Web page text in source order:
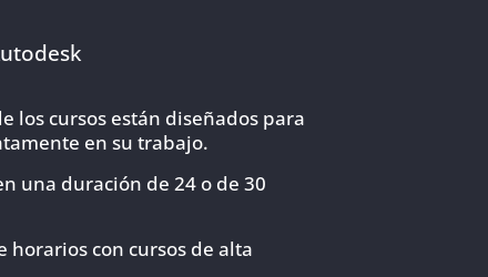
los cursos están diseñados para
en su trabajo.
una duración de 24 o de 30
horarios con cursos de alta